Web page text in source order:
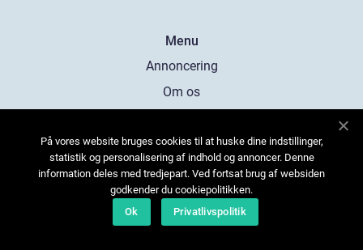
Menu
Annoncering
Om os
Kontakt os
Sitemap
På vores website bruges cookies til at huske dine indstillinger,
statistik og personalisering af indhold og annoncer. Denne
information deles med tredjepart. Ved fortsat brug af websiden
godkender du cookiepolitikken.
Ok
Privatlivspolitik